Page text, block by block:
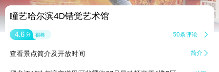
瞳艺哈尔滨4D错觉艺术馆
4.6 分 很棒 50条评论 
查看景点简介及开放时间 简介 